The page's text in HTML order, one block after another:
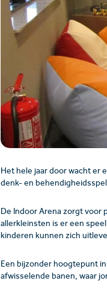
Het hele jaar door wacht er
denk- en
De Indoor Arena zorgt voor
allerkleinsten is er een
kinderen kunnen zich
Een bijzonder hoogtepunt
afwisselende banen, waar